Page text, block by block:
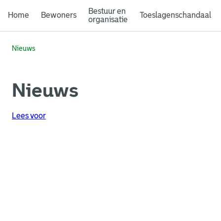
Home Bewoners
Bestuur en
organisatie
Toeslagenschandaal
Nieuws
Nieuws
Lees voor